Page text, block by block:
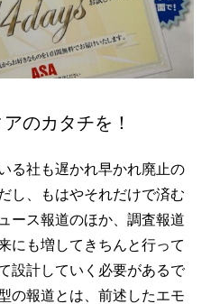
のカタチを！
る社も遅かれ早かれ廃止の
し、もはやそれだけで済む
ース報道のほか、調査報道
にも増してきちんと行って
設計していく必要があるで
の報道とは、前述したエモ